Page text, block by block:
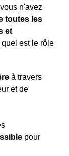
n'avez
toutes les
et
est le rôle
à travers
et de
pour